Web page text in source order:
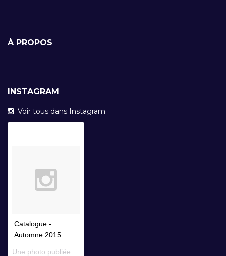
À PROPOS
INSTAGRAM
Voir tous dans Instagram
Catalogue -
Automne 2015